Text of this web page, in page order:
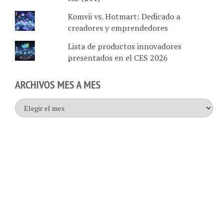
Komvii vs. Hotmart: Dedicado a
creadores y emprendedores
Lista de productos innovadores
presentados en el CES 2026
ARCHIVOS MES A MES
Archivos
mes